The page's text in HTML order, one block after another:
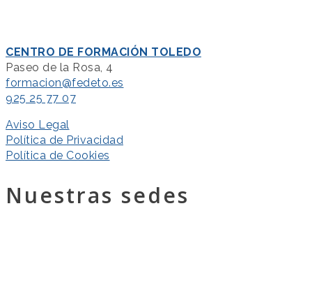
CENTRO DE FORMACIÓN TOLEDO
Paseo de la Rosa, 4
formacion@fedeto.es
925 25 77 07
Aviso Legal
Política de Privacidad
Política de Cookies
Nuestras sedes